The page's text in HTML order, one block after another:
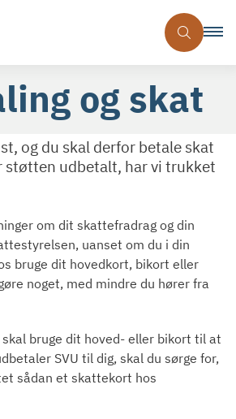
og skat
og du skal derfor betale skat
støtten udbetalt, har vi trukket
om dit skattefradrag og din
uanset om du i din
bruge dit hovedkort, bikort eller
noget, med mindre du hører fra
bruge dit hoved- eller bikort til at
SVU til dig, skal du sørge for,
sådan et skattekort hos